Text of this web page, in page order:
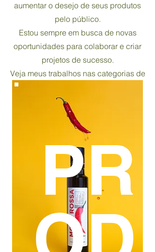
aumentar o desejo de seus produtos
pelo público.
Estou sempre em busca de novas
oportunidades para colaborar e criar
projetos de sucesso.
Veja meus trabalhos nas categorias de
comida, produtos e retratos abaixo!
PR